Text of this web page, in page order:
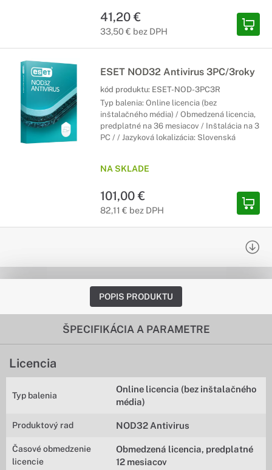
41,20 €
33,50 € bez DPH
ESET NOD32 Antivirus 3PC/3roky
kód produktu: ESET-NOD-3PC3R
Typ balenia: Online licencia (bez
inštalačného média) / Obmedzená licencia,
predplatné na 36 mesiacov / Inštalácia na 3
PC / / Jazyková lokalizácia: Slovenská
NA SKLADE
101,00 €
82,11 € bez DPH
POPIS PRODUKTU
ŠPECIFIKÁCIA A PARAMETRE
Licencia
Typ balenia
Online licencia (bez inštalačného
média)
Produktový rad NOD32 Antivirus
Časové obmedzenie
licencie
Obmedzená licencia, predplatné
12 mesiacov